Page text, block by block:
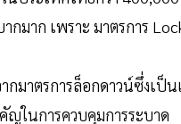
กมาก เพราะ มาตรการ
มาตรการล็อกดาวน์ซึ่งเป็
ในการควบคุมการระบาด